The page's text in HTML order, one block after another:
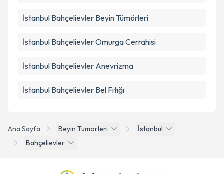
Ana Sayfa Beyin Tumorleri
İstanbul
Bahçelievler
İstanbul Bahçelievler Beyin Tümörleri
İstanbul Bahçelievler Omurga Cerrahisi
İstanbul Bahçelievler Anevrizma
İstanbul Bahçelievler Bel Fıtığı